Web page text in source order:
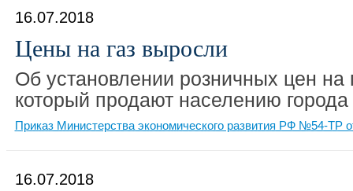
16.07.2018
Цены на газ выросли
Об установлении розничных цен на
который продают населению
Приказ Министерства экономического развития РФ №54-ТР
16.07.2018